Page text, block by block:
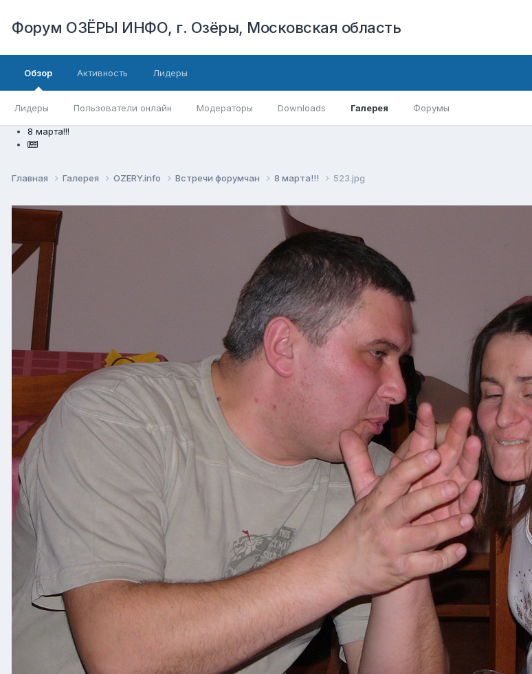
Форум ОЗЁРЫ ИНФО, г. Озёры, Московская область
Обзор
Лидеры Пользователи онлайн Модераторы Downloads Галерея Форумы
Активность Лидеры
8 марта!!!
Главная Галерея OZERY.info Встречи форумчан 8 марта!!! 523.jpg